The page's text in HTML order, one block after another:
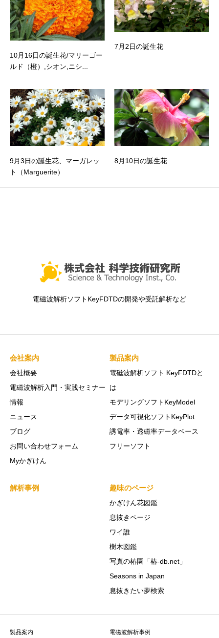
10月16日の誕生花/マリーゴー
ルド（橙）,シオン,ニシ...
7月2日の誕生花
9月3日の誕生花、マーガレッ
ト（Marguerite）
8月10日の誕生花
電磁波解析ソフトKeyFDTDの開発や受託解析など
会社案内
会社概要
電磁波解析入門・実践セミナー
情報
ニュース
ブログ
お問い合わせフォーム
Myかぎけん
製品案内
電磁波解析ソフト KeyFDTDと
は
モデリングソフトKeyModel
データ可視化ソフトKeyPlot
誘電率・透磁率データベース
フリーソフト
解析事例 趣味のページ
かぎけん花図鑑
息抜きページ
ワイ誰
樹木図鑑
写真の椿園「椿-db.net」
Seasons in Japan
息抜きたい夢検索
製品案内 電磁波解析事例